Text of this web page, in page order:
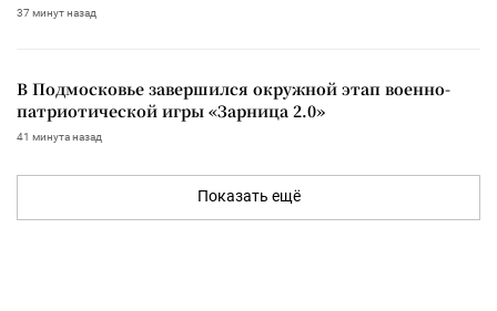
37 минут назад
В Подмосковье завершился окружной этап военно-
патриотической игры «Зарница 2.0»
41 минута назад
Показать ещё